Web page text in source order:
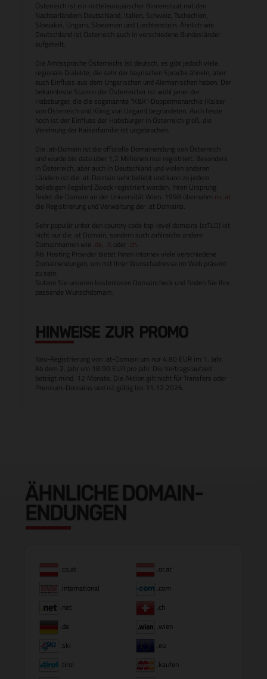
Österreich ist ein mitteleuropäischer Binnenstaat mit den
Nachbarländern Deutschland, Italien, Schweiz, Tschechien,
Slowakei, Ungarn, Slowenien und Liechtenstein. Ähnlich wie
Deutschland ist Österreich auch in verschiedene Bundesländer
aufgeteilt.
Die Amtssprache Österreichs ist deutsch, es gibt jedoch viele
regionale Dialekte, die sehr der bayrischen Sprache ähneln, aber
auch Einfluss aus dem Ungarischen und Alemanischen haben. Der
bekannteste Stamm der Österreicher ist wohl jener der
Habsburger, die die sogenannte "K&K"-Doppelmonarchie (Kaiser
von Österreich und König von Ungarn) begründeten. Auch heute
noch ist der Einfluss der Habsburger in Österreich groß, die
Verehrung der Kaiserfamilie ist ungebrochen.
Die .at-Domain ist die offizielle Domainendung von Österreich
und wurde bis dato über 1,2 Millionen mal registriert. Besonders
in Österreich, aber auch in Deutschland und vielen anderen
Ländern ist die .at-Domain sehr beliebt und kann zu jedem
beliebigen (legalen) Zweck registriert werden. Ihren Ursprung
findet die Domain an der Universität Wien. 1998 übernahm nic.at
die Registrierung und Verwaltung der .at Domains.
Sehr populär unter den country code top-level domains (ccTLD) ist
nicht nur die .at Domain, sondern auch zahlreiche andere
Domainnamen wie .de .it oder .ch.
Als Hosting Provider bietet Ihnen internex viele verschiedene
Domainendungen, um mit Ihrer Wunschadresse im Web präsent
zu sein.
Nutzen Sie unseren kostenlosen Domaincheck und finden Sie Ihre
passende Wunschdomain.
HINWEISE ZUR PROMO
Neu-Registrierung von .at-Domain um nur 4.80 EUR im 1. Jahr.
Ab dem 2. Jahr um 18.90 EUR pro Jahr. Die Vertragslaufzeit
beträgt mind. 12 Monate. Die Aktion gilt nicht für Transfers oder
Premium-Domains und ist gültig bis 31.12.2026.
ÄHNLICHE DOMAIN-
ENDUNGEN
.co.at
.or.at
.international
.com
.net
.ch
.de
.wien
.ski
.eu
.tirol
.kaufen